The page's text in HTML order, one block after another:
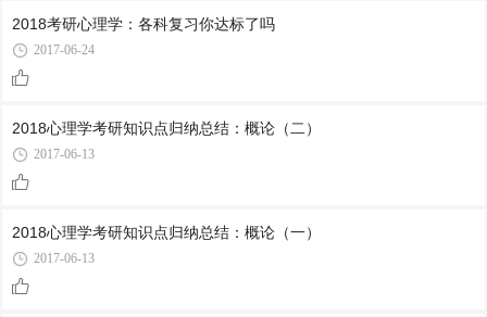
2018考研心理学：各科复习你达标了吗
2017-06-24
2018心理学考研知识点归纳总结：概论（二）
2017-06-13
2018心理学考研知识点归纳总结：概论（一）
2017-06-13